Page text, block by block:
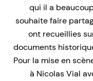
qui il a
souhaite faire
ont recueillies
documents
Pour la mise en
à Nicolas Vial